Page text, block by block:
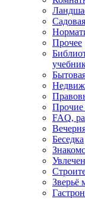
Прочее
Прочие
FAQ,
Беседка
Зверьё